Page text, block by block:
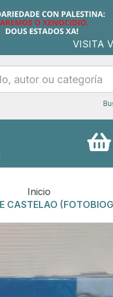
VISITA
Inicio
CASTELAO